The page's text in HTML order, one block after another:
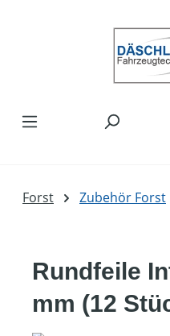
Forst Zubehör Forst
Rundfeile
mm (12